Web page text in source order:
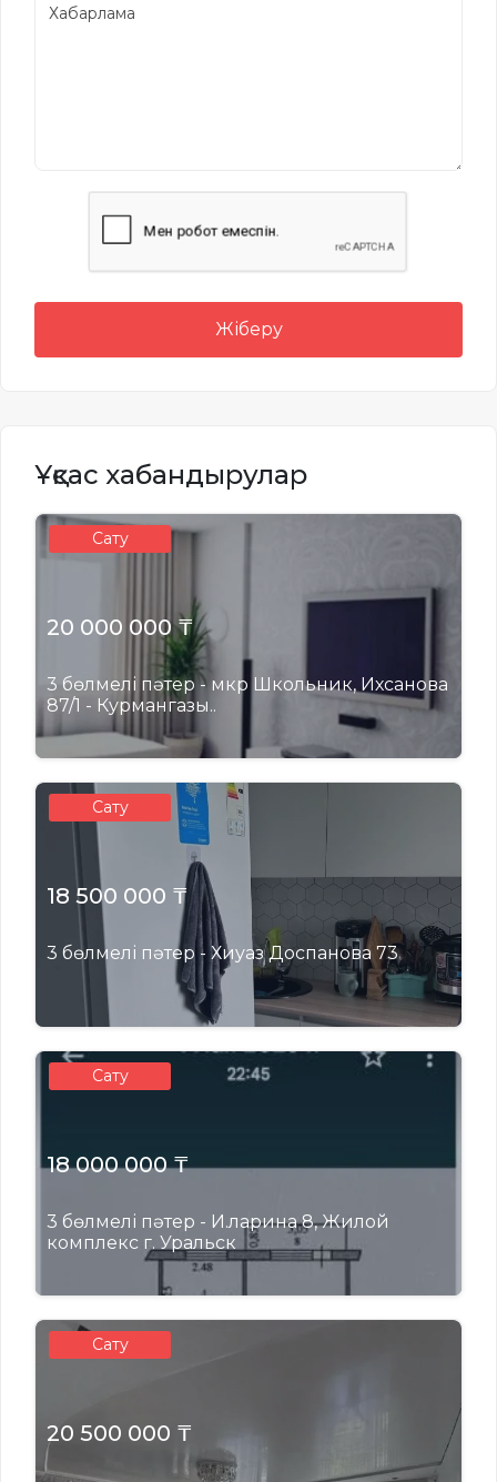
Жіберу
Ұқсас хабандырулар
Сату
20 000 000 ₸
3 бөлмелі пәтер - мкр Школьник, Ихсанова
87/1 - Курмангазы..
Сату
18 500 000 ₸
3 бөлмелі пәтер - Хиуаз Доспанова 73
Сату
18 000 000 ₸
3 бөлмелі пәтер - И.ларина 8, Жилой
комплекс г. Уральск
Сату
20 500 000 ₸